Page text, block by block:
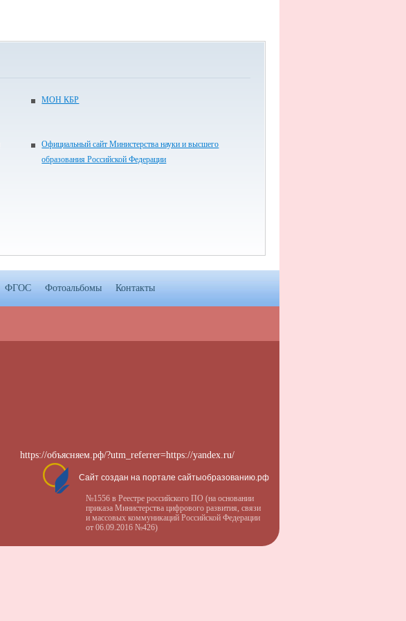
МОН КБР
Официальный сайт Министерства науки и высшего
образования Российской Федерации
ФГОС Фотоальбомы Контакты
https://объясняем.рф/?utm_referrer=https://yandex.ru/
Сайт создан на портале сайтыобразованию.рф
№1556 в Реестре российского ПО (на основании
приказа Министерства цифрового развития, связи
и массовых коммуникаций Российской Федерации
от 06.09.2016 №426)